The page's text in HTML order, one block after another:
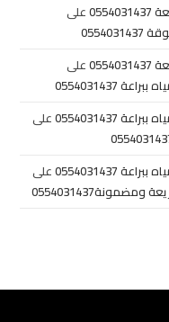
على
على
على
على